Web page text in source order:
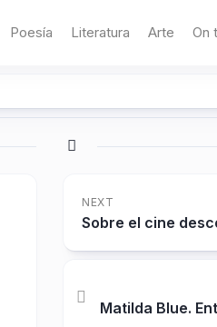
Poesía Literatura Arte On
NEXT
Sobre el cine
Matilda Blue.